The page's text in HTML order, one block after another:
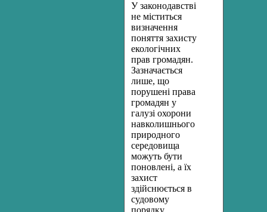
У законодавстві
не міститься
визначення
поняття захисту
екологічних
прав громадян.
Зазначається
лише, що
порушені права
громадян у
галузі охорони
навколишнього
природного
середовища
можуть бути
поновлені, а їх
захист
здійснюється в
судовому
порядку